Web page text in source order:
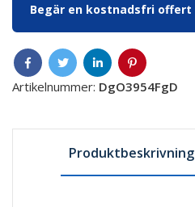
Begär en kostnadsfri offert
Artikelnummer: DgO3954FgD
Produktbeskrivning